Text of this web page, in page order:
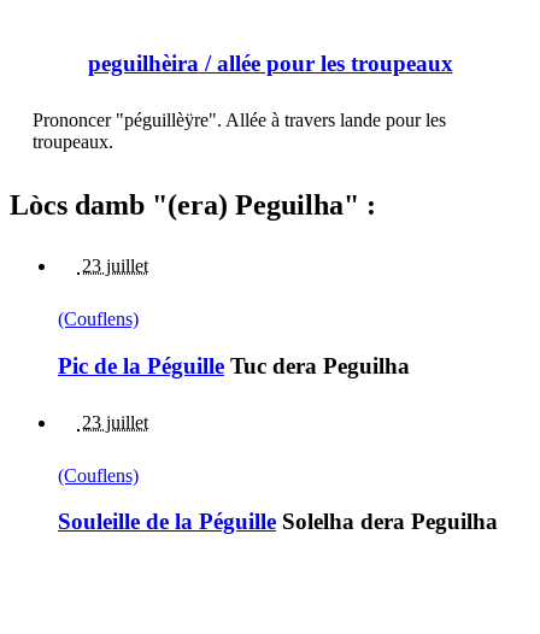
peguilhèira / allée pour les troupeaux
Prononcer "péguillèÿre". Allée à travers lande pour les
troupeaux.
Lòcs damb "(era) Peguilha" :
23 juillet
(Couflens)
Pic de la Péguille Tuc dera Peguilha
23 juillet
(Couflens)
Souleille de la Péguille Solelha dera Peguilha